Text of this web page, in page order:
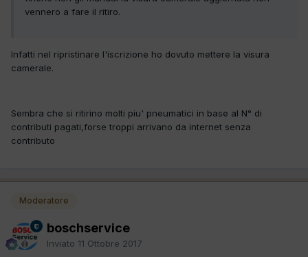
vennero a fare il ritiro.
Infatti nel ripristinare l'iscrizione ho dovuto mettere la visura
camerale.
Sembra che si ritirino molti piu' pneumatici in base al N° di
contributi pagati,forse troppi arrivano da internet senza
contributo
Moderatore
boschservice
Inviato 11 Ottobre 2017